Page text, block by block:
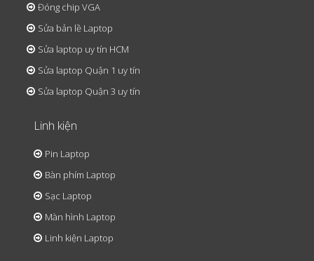
Đóng chip VGA
Sửa bản lề Laptop
Sửa laptop uy tín HCM
Sửa laptop Quận 1 uy tín
Sửa laptop Quận 3 uy tín
Linh kiện
Pin Laptop
Bàn phím Laptop
Sạc Laptop
Màn hình Laptop
Linh kiện Laptop